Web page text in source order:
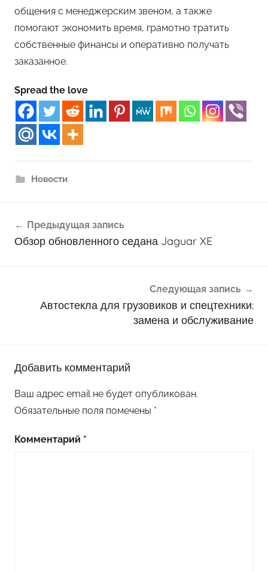
общения с менеджерским звеном, а также
помогают экономить время, грамотно тратить
собственные финансы и оперативно получать
заказанное.
Spread the love
Новости
по
Предыдущая запись
Обзор обновленного седана Jaguar XE
Следующая запись
Автостекла для грузовиков и спецтехники:
замена и обслуживание
Добавить комментарий
Ваш адрес email не будет опубликован.
Обязательные поля помечены *
Комментарий *